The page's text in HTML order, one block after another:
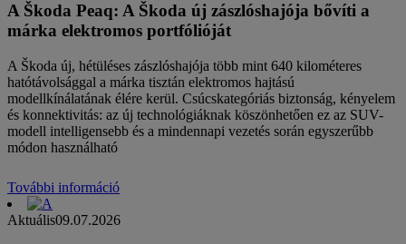
A Škoda Peaq: A Škoda új zászlóshajója bővíti a
márka elektromos portfólióját
A Škoda új, hétüléses zászlóshajója több mint 640 kilométeres
hatótávolsággal a márka tisztán elektromos hajtású
modellkínálatának élére kerül. Csúcskategóriás biztonság, kényelem
és konnektivitás: az új technológiáknak köszönhetően ez az SUV-
modell intelligensebb és a mindennapi vezetés során egyszerűbb
módon használható
További információ
Aktuális09.07.2026